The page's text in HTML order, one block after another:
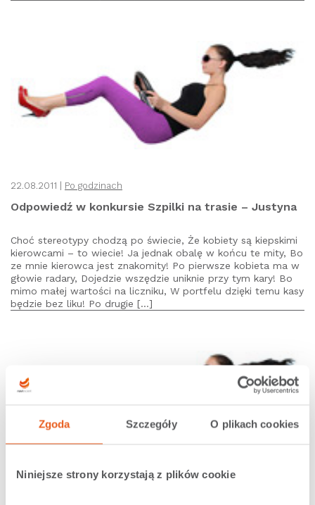
Zgoda Szczegóły O plikach cookies
Niniejsze strony korzystają z plików cookie
22.08.2011 | Po godzinach
Odpowiedź w konkursie Szpilki na trasie – Justyna
Choć stereotypy chodzą po świecie, Że kobiety są kiepskimi
kierowcami – to wiecie! Ja jednak obalę w końcu te mity, Bo
ze mnie kierowca jest znakomity! Po pierwsze kobieta ma w
głowie radary, Dojedzie wszędzie uniknie przy tym kary! Bo
mimo małej wartości na liczniku, W portfelu dzięki temu kasy
będzie bez liku! Po drugie […]